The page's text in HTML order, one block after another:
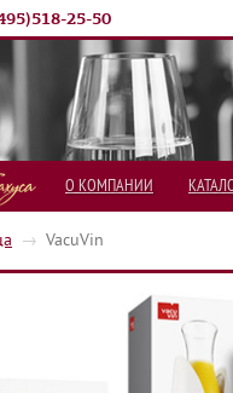
)518-25-50
О КОМПАНИИ
→ VacuVin